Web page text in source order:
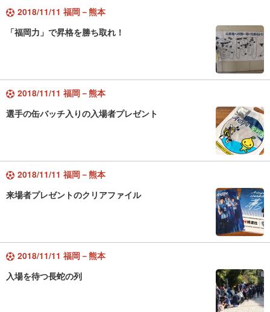
2018/11/11 福岡－熊本
「福岡力」で昇格を勝ち取れ！
2018/11/11 福岡－熊本
選手の缶バッチ入りの入場者プレゼント
2018/11/11 福岡－熊本
来場者プレゼントのクリアファイル
2018/11/11 福岡－熊本
入場を待つ長蛇の列